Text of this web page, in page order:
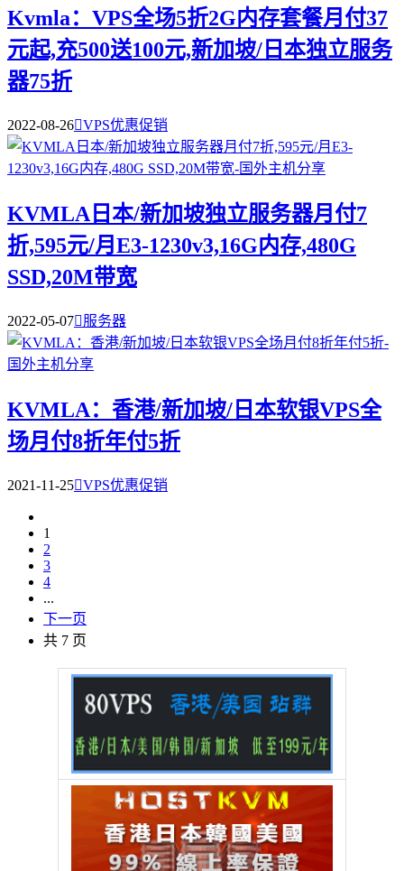
Kvmla：VPS全场5折2G内存套餐月付37
元起,充500送100元,新加坡/日本独立服务
器75折
2022-08-26VPS优惠促销
KVMLA日本/新加坡独立服务器月付7
折,595元/月E3-1230v3,16G内存,480G
SSD,20M带宽
2022-05-07服务器
KVMLA：香港/新加坡/日本软银VPS全
场月付8折年付5折
2021-11-25VPS优惠促销
1
2
3
4
...
下一页
共 7 页